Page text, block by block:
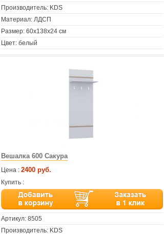
Производитель: KDS
Материал: ЛДСП
Размер: 60х138х24 см
Цвет: белый
Вешалка 600 Сакура
Цена : 2400 руб.
Купить :
Артикул: 8505
Производитель: KDS